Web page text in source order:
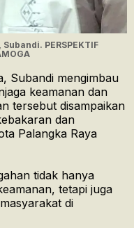
PERSPEKTIF
Subandi mengimbau
keamanan dan
tersebut disampaikan
dan
Palangka Raya
tidak hanya
tetapi juga
di